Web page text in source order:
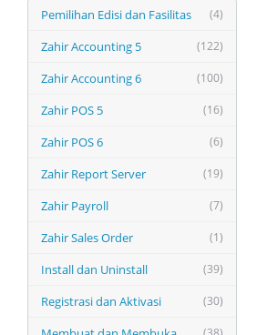
(4)
Pemilihan Edisi dan Fasilitas
(122)
Zahir Accounting 5
(100)
Zahir Accounting 6
(16)
Zahir POS 5
(6)
Zahir POS 6
(19)
Zahir Report Server
(7)
Zahir Payroll
(1)
Zahir Sales Order
(39)
Install dan Uninstall
(30)
Registrasi dan Aktivasi